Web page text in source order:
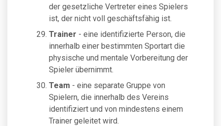
der gesetzliche Vertreter eines Spielers
ist, der nicht voll geschäftsfähig ist.
Trainer - eine identifizierte Person, die
innerhalb einer bestimmten Sportart die
physische und mentale Vorbereitung der
Spieler übernimmt.
Team - eine separate Gruppe von
Spielern, die innerhalb des Vereins
identifiziert und von mindestens einem
Trainer geleitet wird.